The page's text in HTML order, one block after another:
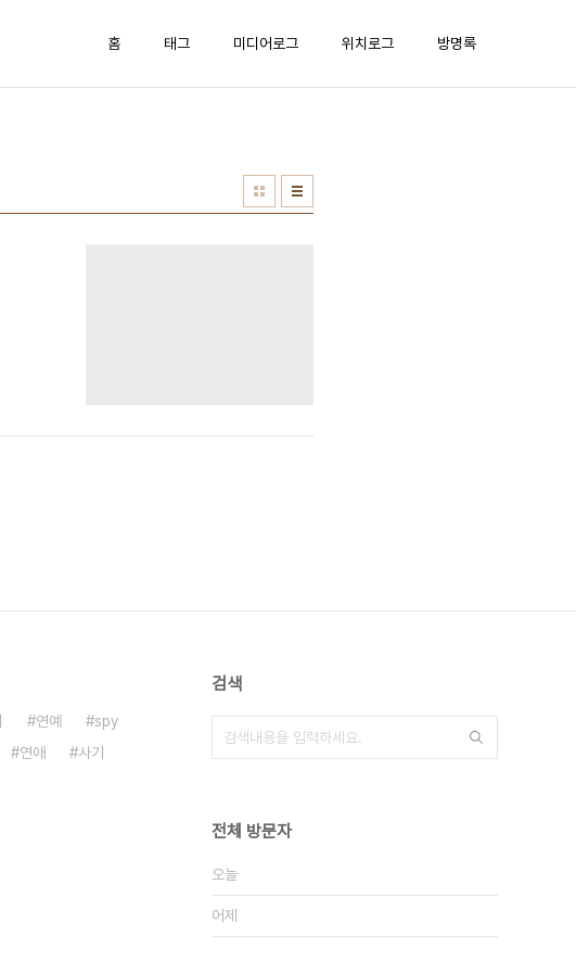
홈 태그 미디어로그 위치로그 방명록
연예
spy
연애
사기
검색
전체 방문자
오늘
어제